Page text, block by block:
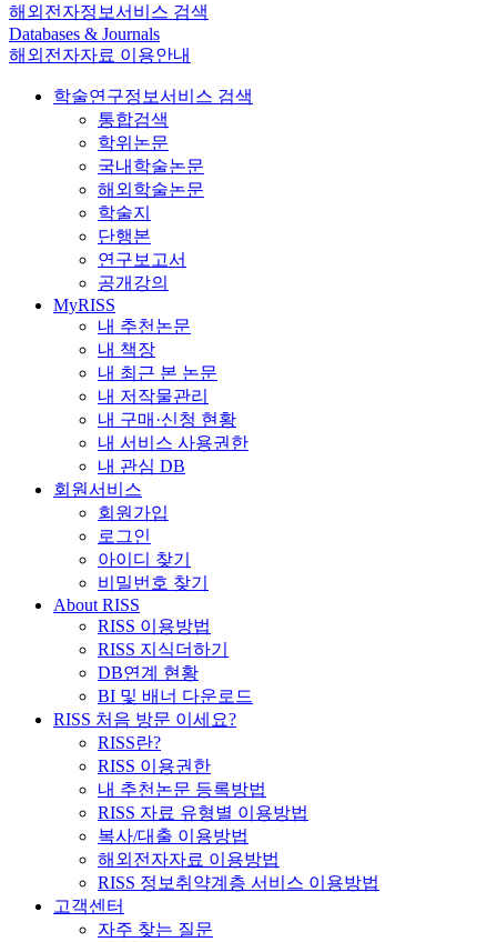
해외전자정보서비스 검색
Databases & Journals
해외전자자료 이용안내
학술연구정보서비스 검색
통합검색
학위논문
국내학술논문
해외학술논문
학술지
단행본
연구보고서
공개강의
MyRISS
내 추천논문
내 책장
내 최근 본 논문
내 저작물관리
내 구매·신청 현황
내 서비스 사용권한
내 관심 DB
회원서비스
회원가입
로그인
아이디 찾기
비밀번호 찾기
About RISS
RISS 이용방법
RISS 지식더하기
DB연계 현황
BI 및 배너 다운로드
RISS 처음 방문 이세요?
RISS란?
RISS 이용권한
내 추천논문 등록방법
RISS 자료 유형별 이용방법
복사/대출 이용방법
해외전자자료 이용방법
RISS 정보취약계층 서비스 이용방법
고객센터
자주 찾는 질문